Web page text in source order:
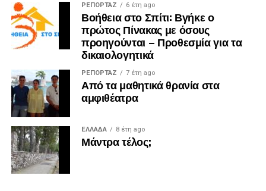
ΡΕΠΟΡΤΑΖ 6 έτη ago
Βοήθεια στο Σπίτι: Βγήκε ο
πρώτος Πίνακας με όσους
προηγούνται – Προθεσμία για τα
δικαιολογητικά
ΡΕΠΟΡΤΑΖ 7 έτη ago
Από τα μαθητικά θρανία στα
αμφιθέατρα
ΕΛΛΑΔΑ 8 έτη ago
Μάντρα τέλος;